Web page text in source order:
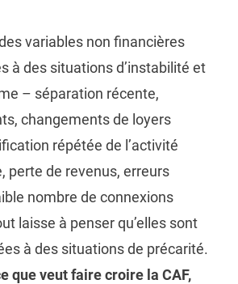
variables non financières
à des situations d’instabilité et
– séparation récente,
changements de loyers
répétée de l’activité
perte de revenus, erreurs
nombre de connexions
laisse à penser qu’elles sont
à des situations de précarité.
que veut faire croire la CAF,